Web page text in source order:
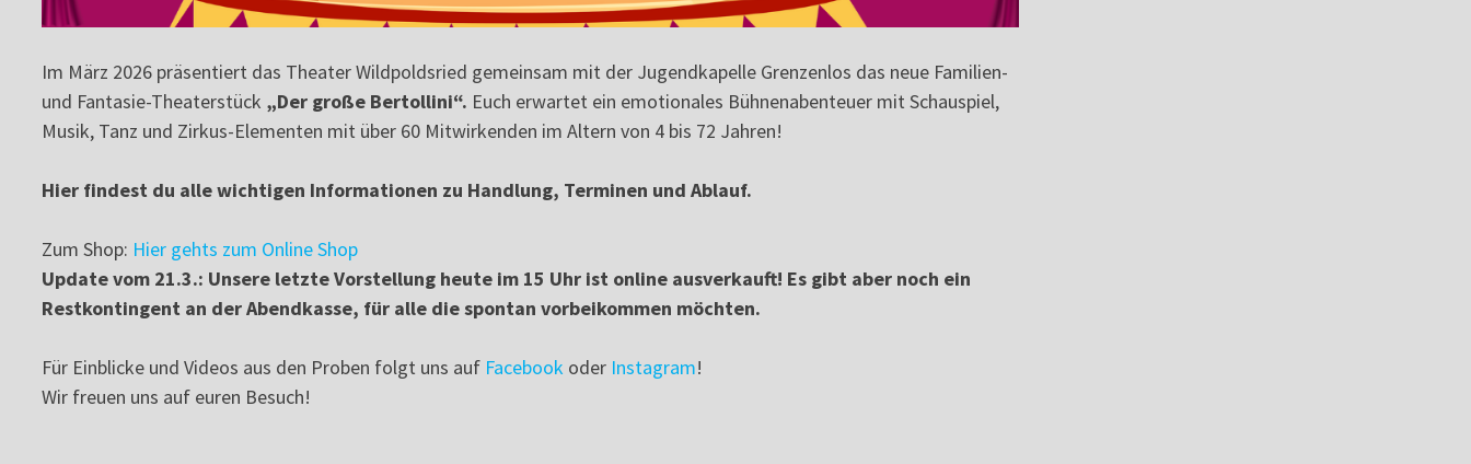
Im März 2026 präsentiert das Theater Wildpoldsried gemeinsam mit der Jugendkapelle Grenzenlos das neue Familien-
und Fantasie-Theaterstück „Der große Bertollini“. Euch erwartet ein emotionales Bühnenabenteuer mit Schauspiel,
Musik, Tanz und Zirkus-Elementen mit über 60 Mitwirkenden im Altern von 4 bis 72 Jahren!
Hier findest du alle wichtigen Informationen zu Handlung, Terminen und Ablauf.
Zum Shop: Hier gehts zum Online Shop
Update vom 21.3.: Unsere letzte Vorstellung heute im 15 Uhr ist online ausverkauft! Es gibt aber noch ein
Restkontingent an der Abendkasse, für alle die spontan vorbeikommen möchten.
Für Einblicke und Videos aus den Proben folgt uns auf Facebook oder Instagram!
Wir freuen uns auf euren Besuch!